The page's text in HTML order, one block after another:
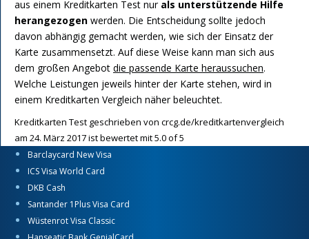
aus einem Kreditkarten Test nur als unterstützende Hilfe
herangezogen werden. Die Entscheidung sollte jedoch
davon abhängig gemacht werden, wie sich der Einsatz der
Karte zusammensetzt. Auf diese Weise kann man sich aus
dem großen Angebot die passende Karte heraussuchen.
Welche Leistungen jeweils hinter der Karte stehen, wird in
einem Kreditkarten Vergleich näher beleuchtet.
Kreditkarten Test geschrieben von crcg.de/kreditkartenvergleich
am 24. März 2017ist bewertet mit5.0of5
Barclaycard New Visa
ICS Visa World Card
DKB Cash
Santander 1Plus Visa Card
Wüstenrot Visa Classic